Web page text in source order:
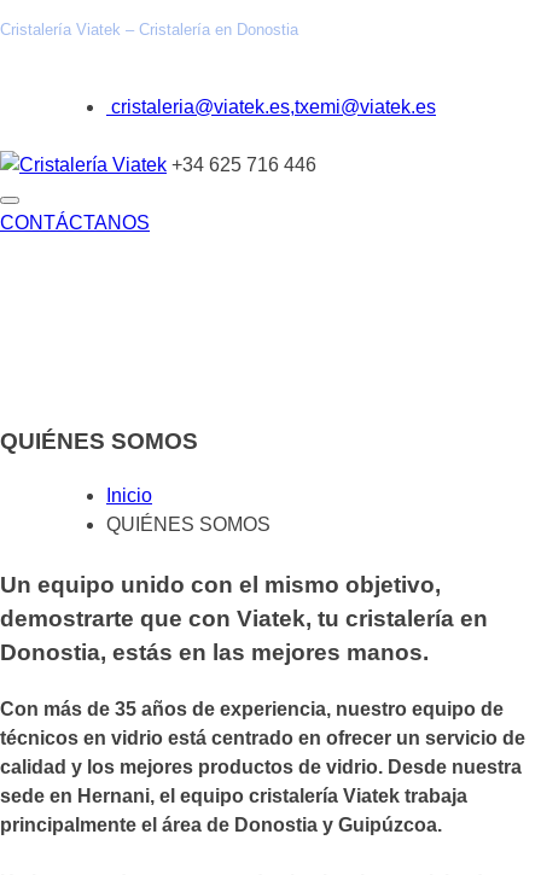
Cristalería Viatek – Cristalería en Donostia
cristaleria@viatek.es,txemi@viatek.es
+34 625 716 446
CONTÁCTANOS
QUIÉNES SOMOS
Inicio
QUIÉNES SOMOS
Un equipo unido con el mismo objetivo,
demostrarte que con Viatek, tu cristalería en
Donostia, estás en las mejores manos.
Con más de 35 años de experiencia, nuestro equipo de
técnicos en vidrio está centrado en ofrecer un servicio de
calidad y los mejores productos de vidrio. Desde nuestra
sede en Hernani, el equipo cristalería Viatek trabaja
principalmente el área de Donostia y Guipúzcoa.